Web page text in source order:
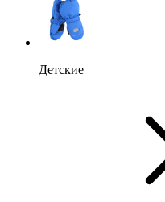
Детские